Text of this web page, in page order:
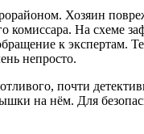
Хозяин
На схеме
к экспертам.
непросто.
почти
на нём. Для